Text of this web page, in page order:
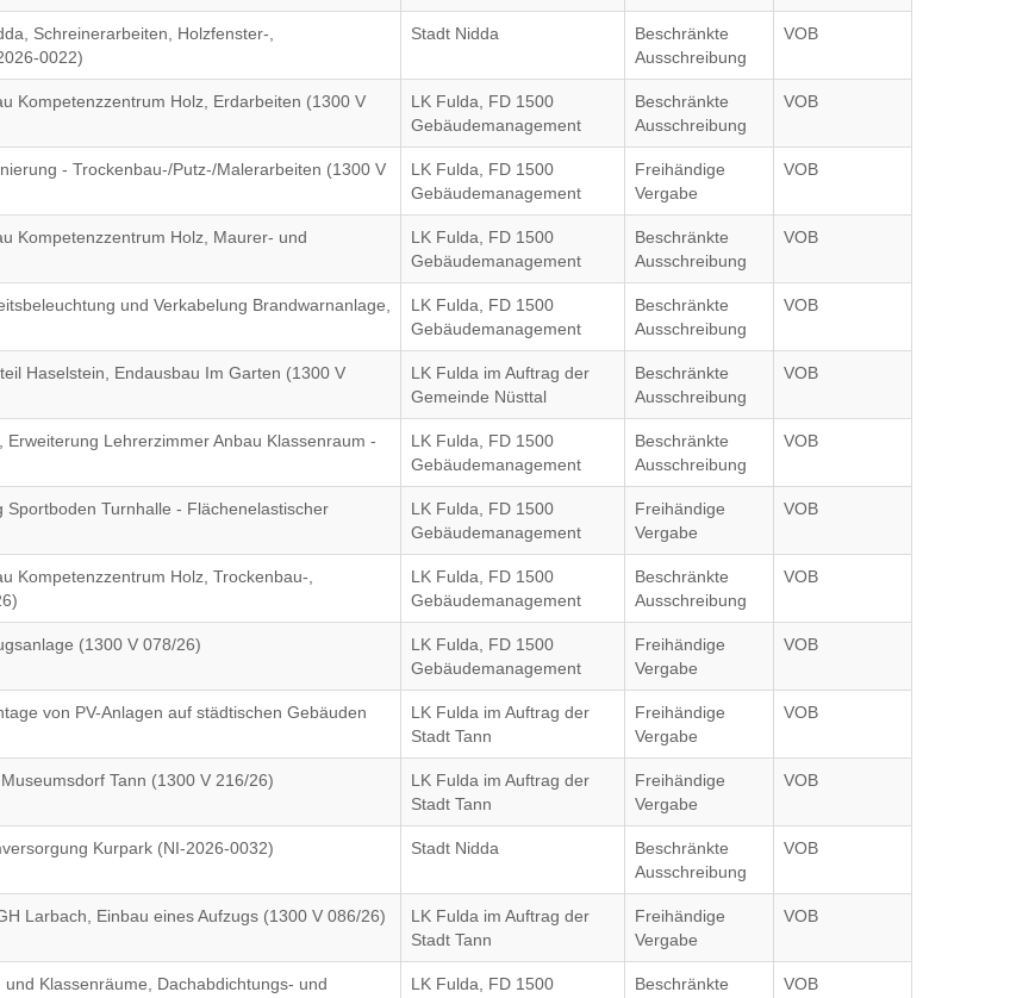
Schreinerarbeiten, Holzfenster-,
0022)
Stadt Nidda
Beschränkte
Ausschreibung
VOB
Kompetenzzentrum Holz, Erdarbeiten (1300 V
LK Fulda, FD 1500
Gebäudemanagement
Beschränkte
Ausschreibung
VOB
- Trockenbau-/Putz-/Malerarbeiten (1300 V
LK Fulda, FD 1500
Gebäudemanagement
Freihändige
Vergabe
VOB
Kompetenzzentrum Holz, Maurer- und
LK Fulda, FD 1500
Gebäudemanagement
Beschränkte
Ausschreibung
VOB
und Verkabelung Brandwarnanlage,
LK Fulda, FD 1500
Gebäudemanagement
Beschränkte
Ausschreibung
VOB
Haselstein, Endausbau Im Garten (1300 V
LK Fulda im Auftrag der
Gemeinde Nüsttal
Beschränkte
Ausschreibung
VOB
Lehrerzimmer Anbau Klassenraum -
LK Fulda, FD 1500
Gebäudemanagement
Beschränkte
Ausschreibung
VOB
Turnhalle - Flächenelastischer
LK Fulda, FD 1500
Gebäudemanagement
Freihändige
Vergabe
VOB
Kompetenzzentrum Holz, Trockenbau-,
LK Fulda, FD 1500
Gebäudemanagement
Beschränkte
Ausschreibung
VOB
(1300 V 078/26)
LK Fulda, FD 1500
Gebäudemanagement
Freihändige
Vergabe
VOB
von PV-Anlagen auf städtischen Gebäuden
LK Fulda im Auftrag der
Stadt Tann
Freihändige
Vergabe
VOB
Tann (1300 V 216/26)
LK Fulda im Auftrag der
Stadt Tann
Freihändige
Vergabe
VOB
Kurpark (NI-2026-0032) Stadt Nidda
Beschränkte
Ausschreibung
VOB
Larbach, Einbau eines Aufzugs (1300 V 086/26)
LK Fulda im Auftrag der
Stadt Tann
Freihändige
Vergabe
VOB
Klassenräume, Dachabdichtungs- und LK Fulda, FD 1500 Beschränkte VOB